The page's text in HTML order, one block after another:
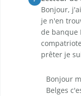
Bonjour,
je n'en
de banque
prêter je
Bonjour
Belges